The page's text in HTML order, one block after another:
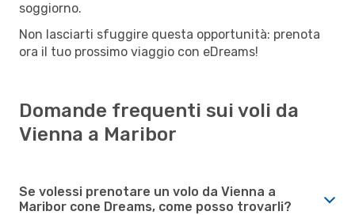
soggiorno.
Non lasciarti sfuggire questa opportunità: prenota
ora il tuo prossimo viaggio con eDreams!
Domande frequenti sui voli da
Vienna a Maribor
Se volessi prenotare un volo da Vienna a
Maribor cone Dreams, come posso trovarli?